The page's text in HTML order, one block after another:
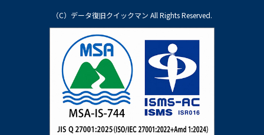
（C）データ復旧クイックマン All Rights Reserved.